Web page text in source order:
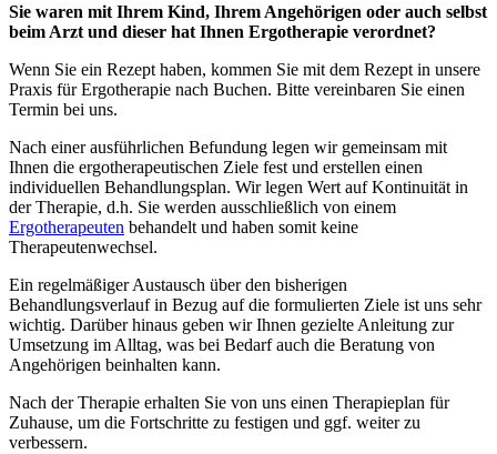
Sie waren mit Ihrem Kind, Ihrem Angehörigen oder auch selbst
beim Arzt und dieser hat Ihnen Ergotherapie verordnet?
Wenn Sie ein Rezept haben, kommen Sie mit dem Rezept in unsere
Praxis für Ergotherapie nach Buchen. Bitte vereinbaren Sie einen
Termin bei uns.
Nach einer ausführlichen Befundung legen wir gemeinsam mit
Ihnen die ergotherapeutischen Ziele fest und erstellen einen
individuellen Behandlungsplan. Wir legen Wert auf Kontinuität in
der Therapie, d.h. Sie werden ausschließlich von einem
Ergotherapeuten behandelt und haben somit keine
Therapeutenwechsel.
Ein regelmäßiger Austausch über den bisherigen
Behandlungsverlauf in Bezug auf die formulierten Ziele ist uns sehr
wichtig. Darüber hinaus geben wir Ihnen gezielte Anleitung zur
Umsetzung im Alltag, was bei Bedarf auch die Beratung von
Angehörigen beinhalten kann.
Nach der Therapie erhalten Sie von uns einen Therapieplan für
Zuhause, um die Fortschritte zu festigen und ggf. weiter zu
verbessern.